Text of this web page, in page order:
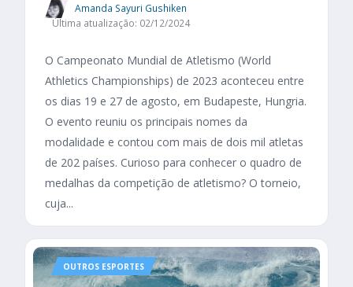
Amanda Sayuri Gushiken
Última atualização: 02/12/2024
O Campeonato Mundial de Atletismo (World
Athletics Championships) de 2023 aconteceu entre
os dias 19 e 27 de agosto, em Budapeste, Hungria.
O evento reuniu os principais nomes da
modalidade e contou com mais de dois mil atletas
de 202 países. Curioso para conhecer o quadro de
medalhas da competição de atletismo? O torneio,
cuja...
OUTROS ESPORTES